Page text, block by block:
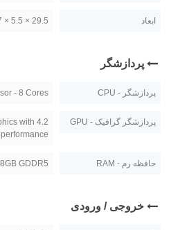
ابعاد 29.5 × 5.5 × 32.7 سانتی متر
پردازشگر
پردازشگر - CPU - 8 Cores
پردازشگر گرافیک - GPU
with 4.2
حافظه رم - RAM 8GB GDDR5
خروجی / ورودی